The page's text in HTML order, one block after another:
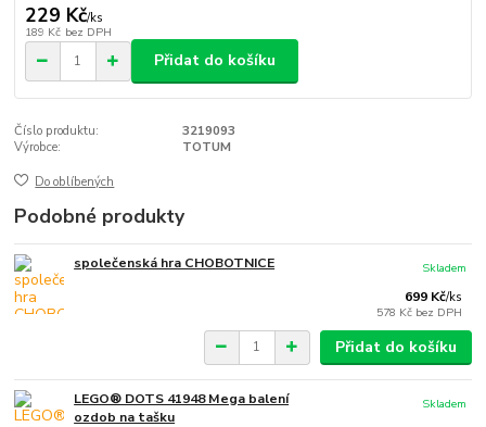
229 Kč/ks
189 Kč bez DPH
Přidat do košíku
Číslo produktu:
3219093
Výrobce:
TOTUM
Do oblíbených
Podobné produkty
společenská hra CHOBOTNICE
699 Kč/ks
578 Kč bez DPH
Skladem
Přidat do košíku
LEGO® DOTS 41948 Mega balení
ozdob na tašku
Skladem